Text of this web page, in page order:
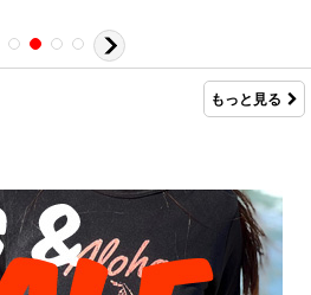
もっと見る